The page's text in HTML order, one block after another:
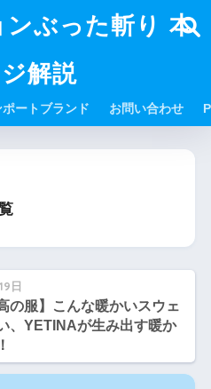
ンぶった斬り 本
解説
ポートブランド お問い合わせ
日
の服】こんな暖かいスウェ
、YETINAが生み出す暖か